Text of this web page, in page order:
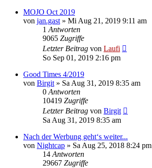
MOJO Oct 2019
von jan.gast » Mi Aug 21, 2019 9:11 am
1 Antworten
9065 Zugriffe
Letzter Beitrag von Laufi
So Sep 01, 2019 2:16 pm
Good Times 4/2019
von Birgit » Sa Aug 31, 2019 8:35 am
0 Antworten
10419 Zugriffe
Letzter Beitrag von Birgit
Sa Aug 31, 2019 8:35 am
Nach der Werbung geht‘s weiter...
von Nightcap » Sa Aug 25, 2018 8:24 pm
14 Antworten
29667 Zugriffe